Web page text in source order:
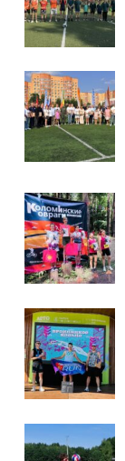
ki